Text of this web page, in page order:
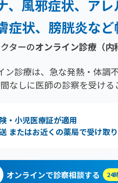
風邪症状、 アレ
症状、膀胱炎な
ターのオンライン診療（内
診療は、急な発熱・体調
なしに医師の診察を受ける
・小児医療証が適用
またはお近くの薬局で受け取り
オンラインで診察相談する 24